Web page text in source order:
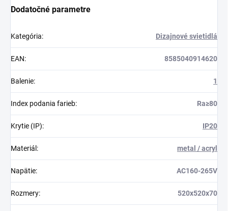
Dodatočné parametre
Kategória: Dizajnové svietidlá
EAN: 8585040914620
Balenie: 1
Index podania farieb: Ra≥80
Krytie (IP): IP20
Materiál : metal / acryl
Napätie: AC160-265V
Rozmery: 520x520x70